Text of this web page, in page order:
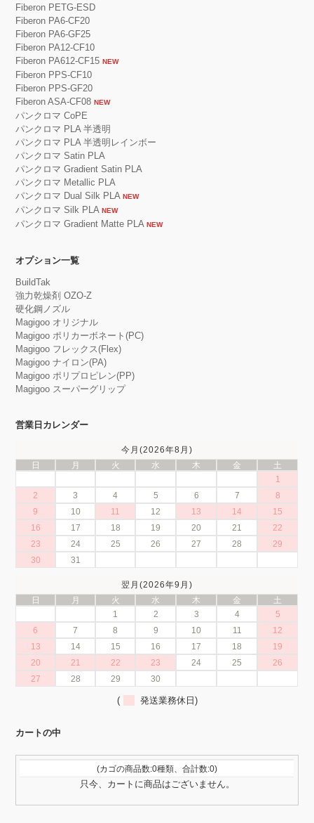
Fiberon PETG-ESD
Fiberon PA6-CF20
Fiberon PA6-GF25
Fiberon PA12-CF10
Fiberon PA612-CF15 NEW
Fiberon PPS-CF10
Fiberon PPS-GF20
Fiberon ASA-CF08 NEW
パンクロマ CoPE
パンクロマ PLA 半透明
パンクロマ PLA 半透明レインボー
パンクロマ Satin PLA
パンクロマ Gradient Satin PLA
パンクロマ Metallic PLA
パンクロマ Dual Silk PLA NEW
パンクロマ Silk PLA NEW
パンクロマ Gradient Matte PLA NEW
オプション一覧
BuildTak
強力乾燥剤 OZO-Z
硬化鋼ノズル
Magigoo オリジナル
Magigoo ポリカーボネート(PC)
Magigoo フレックス(Flex)
Magigoo ナイロン(PA)
Magigoo ポリプロピレン(PP)
Magigoo スーパーグリップ
営業日カレンダー
今月(2026年8月)
日
月 火 水 木 金
土
1
2
3 4 5 6 7
8
9
10 11 12 13 14
15
16
17 18 19 20 21
22
23
24 25 26 27 28
29
30
31
翌月(2026年9月)
日
月 火 水 木 金
土
1
2 3 4
5
6
7 8 9 10 11
12
13
14 15 16 17 18
19
20
21 22 23 24 25
26
27
28 29 30
( 発送業務休日)
カートの中
(カゴの商品数:0種類、合計数:0)
只今、カートに商品はございません。